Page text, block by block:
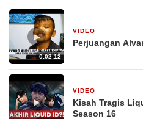
▶
0:02:12
VIDEO
Perjuangan
▶
VIDEO
Kisah Tragis
Season 16